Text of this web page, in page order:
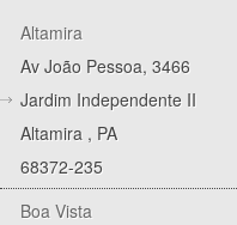
Altamira
Av João Pessoa, 3466
Jardim Independente II
Altamira , PA
68372-235
Boa Vista